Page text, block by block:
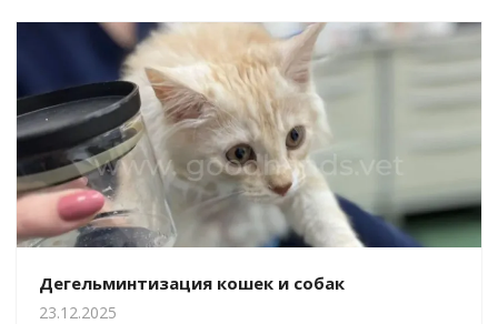
Дегельминтизация кошек и собак
23.12.2025